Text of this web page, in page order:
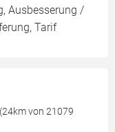
Ausbesserung /
Tarif
von 21079